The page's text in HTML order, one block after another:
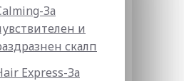
За
и
скалп
Express-За